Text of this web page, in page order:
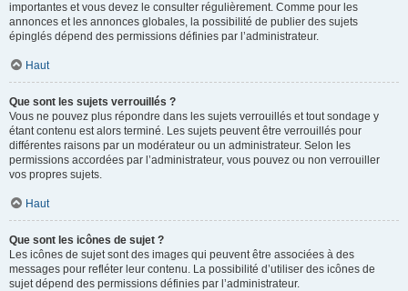
importantes et vous devez le consulter régulièrement. Comme pour les
annonces et les annonces globales, la possibilité de publier des sujets
épinglés dépend des permissions définies par l’administrateur.
Haut
Que sont les sujets verrouillés ?
Vous ne pouvez plus répondre dans les sujets verrouillés et tout sondage y
étant contenu est alors terminé. Les sujets peuvent être verrouillés pour
différentes raisons par un modérateur ou un administrateur. Selon les
permissions accordées par l’administrateur, vous pouvez ou non verrouiller
vos propres sujets.
Haut
Que sont les icônes de sujet ?
Les icônes de sujet sont des images qui peuvent être associées à des
messages pour refléter leur contenu. La possibilité d’utiliser des icônes de
sujet dépend des permissions définies par l’administrateur.